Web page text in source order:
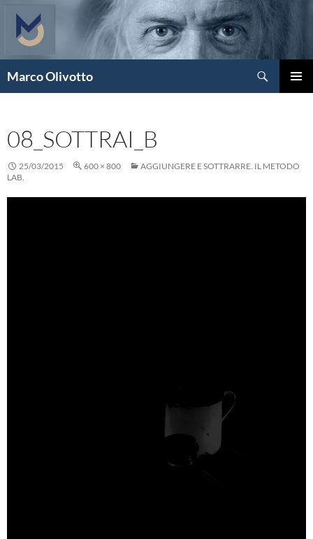
contenuto
Marco Olivotto
08_SOTTRAI_B
25/03/2015 600 × 800
AGGIUNGERE E SOTTRARRE. IL METODO
LAB.